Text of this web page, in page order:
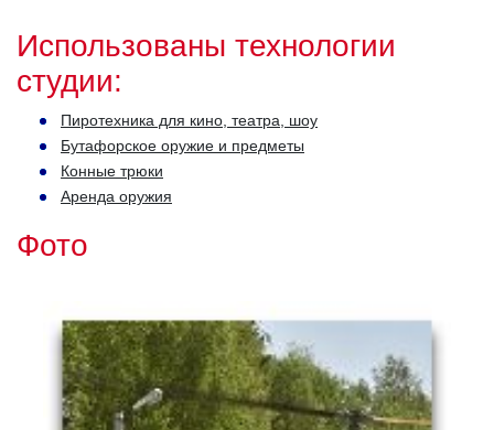
Использованы технологии
студии:
Пиротехника для кино, театра, шоу
Бутафорское оружие и предметы
Конные трюки
Аренда оружия
Фото